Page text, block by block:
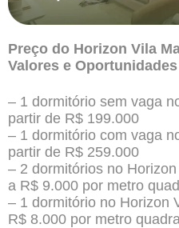
Preço do Horizon Vila
Valores e Oportunidades
– 1 dormitório sem vaga
partir de R$ 199.000
– 1 dormitório com vaga
partir de R$ 259.000
– 2 dormitórios no
a R$ 9.000 por metro
– 1 dormitório no Horizon
R$ 8.000 por metro